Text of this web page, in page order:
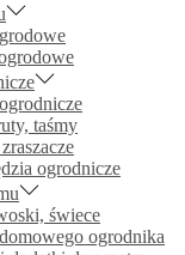
taśmy
ogrodnicze
świece
ogrodnika